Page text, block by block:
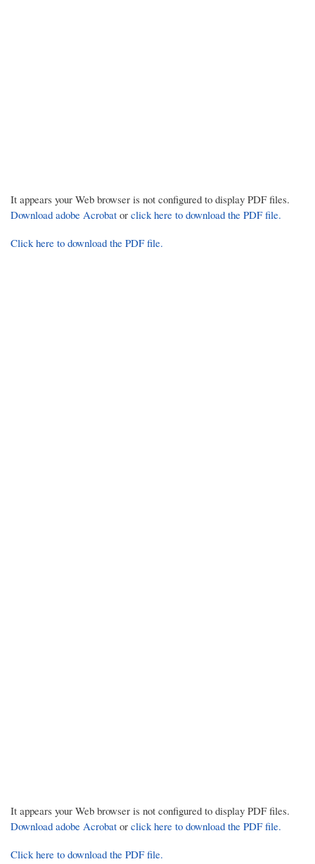
It appears your Web browser is not configured to display PDF files.
Download adobe Acrobat or click here to download the PDF file.
Click here to download the PDF file.
It appears your Web browser is not configured to display PDF files.
Download adobe Acrobat or click here to download the PDF file.
Click here to download the PDF file.